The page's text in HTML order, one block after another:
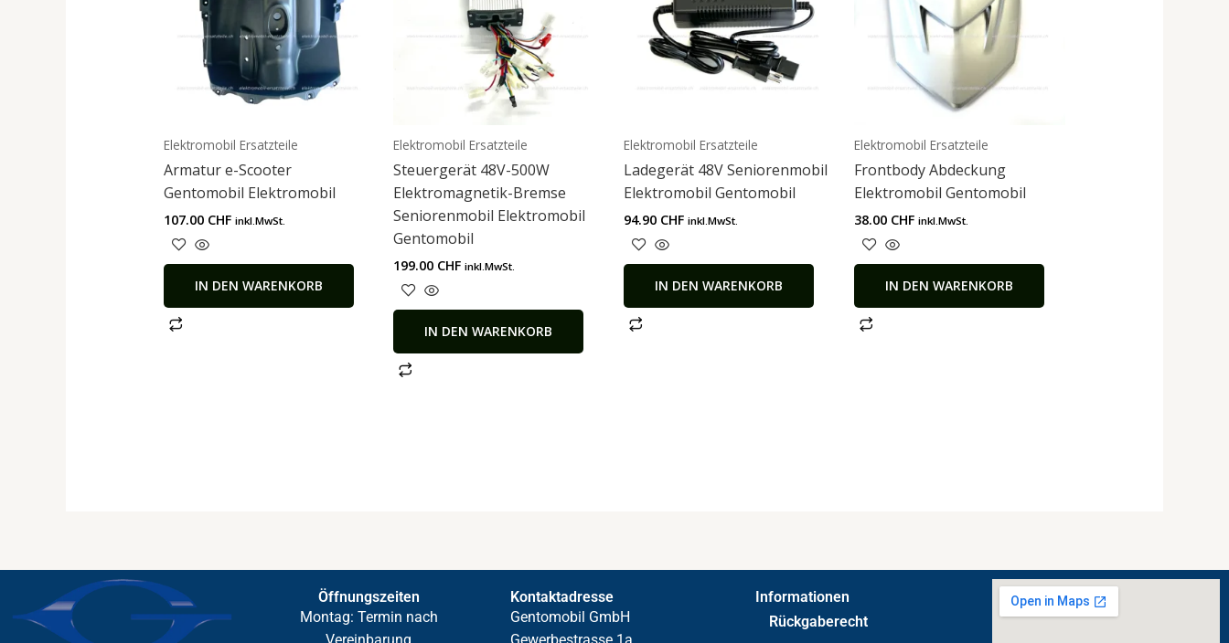
Elektromobil Ersatzteile
Armatur e-Scooter
Gentomobil Elektromobil
107.00 CHF inkl.MwSt.
IN DEN WARENKORB
Elektromobil Ersatzteile
Steuergerät 48V-500W
Elektromagnetik-Bremse
Seniorenmobil Elektromobil
Gentomobil
199.00 CHF inkl.MwSt.
IN DEN WARENKORB
Elektromobil Ersatzteile
Ladegerät 48V Seniorenmobil
Elektromobil Gentomobil
94.90 CHF inkl.MwSt.
IN DEN WARENKORB
Elektromobil Ersatzteile
Frontbody Abdeckung
Elektromobil Gentomobil
38.00 CHF inkl.MwSt.
IN DEN WARENKORB
Öffnungszeiten
Montag: Termin nach
Kontaktadresse
Gentomobil GmbH
Informationen
Rückgaberecht